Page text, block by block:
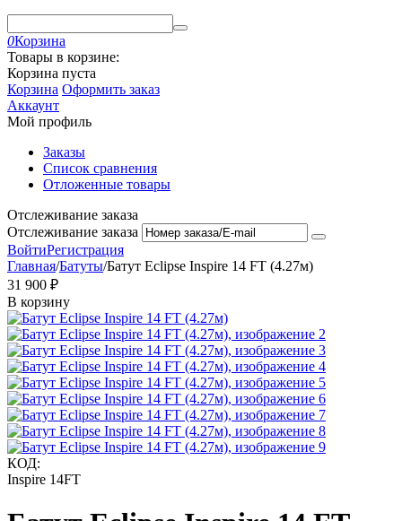
0Корзина
Товары в корзине:
Корзина пуста
Корзина Оформить заказ
Аккаунт
Мой профиль
Заказы
Список сравнения
Отложенные товары
Отслеживание заказа
Отслеживание заказа
ВойтиРегистрация
Главная/Батуты/Батут Eclipse Inspire 14 FT (4.27м)
31 900 ₽
В корзину
КОД:
Inspire 14FT